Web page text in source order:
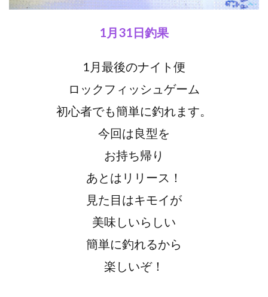
1月31日釣果
1月最後のナイト便
ロックフィッシュゲーム
初心者でも簡単に釣れます。
今回は良型を
お持ち帰り
あとはリリース！
見た目はキモイが
美味しいらしい
簡単に釣れるから
楽しいぞ！